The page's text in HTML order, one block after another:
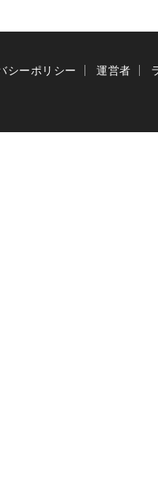
シーポリシー 運営者